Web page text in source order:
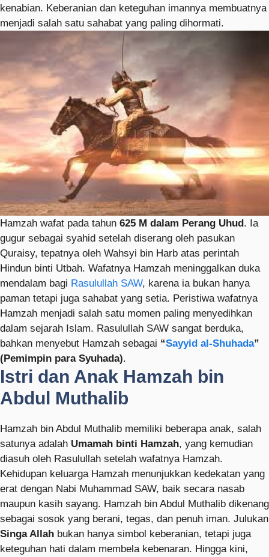
kenabian. Keberanian dan keteguhan imannya membuatnya
menjadi salah satu sahabat yang paling dihormati.
Hamzah wafat pada tahun 625 M dalam Perang Uhud. Ia
gugur sebagai syahid setelah diserang oleh pasukan
Quraisy, tepatnya oleh Wahsyi bin Harb atas perintah
Hindun binti Utbah. Wafatnya Hamzah meninggalkan duka
mendalam bagi Rasulullah SAW, karena ia bukan hanya
paman tetapi juga sahabat yang setia. Peristiwa wafatnya
Hamzah menjadi salah satu momen paling menyedihkan
dalam sejarah Islam. Rasulullah SAW sangat berduka,
bahkan menyebut Hamzah sebagai “Sayyid al-Shuhada”
(Pemimpin para Syuhada).
Istri dan Anak Hamzah bin
Abdul Muthalib
Hamzah bin Abdul Muthalib memiliki beberapa anak, salah
satunya adalah Umamah binti Hamzah, yang kemudian
diasuh oleh Rasulullah setelah wafatnya Hamzah.
Kehidupan keluarga Hamzah menunjukkan kedekatan yang
erat dengan Nabi Muhammad SAW, baik secara nasab
maupun kasih sayang. Hamzah bin Abdul Muthalib dikenang
sebagai sosok yang berani, tegas, dan penuh iman. Julukan
Singa Allah bukan hanya simbol keberanian, tetapi juga
keteguhan hati dalam membela kebenaran. Hingga kini,